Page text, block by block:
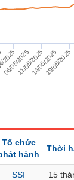
06/05/202511/05/202514/05/202519/05/2025
Tổ chức
hành
Thời
SSI 15